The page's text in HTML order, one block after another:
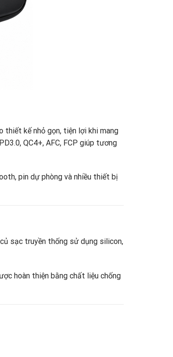
thiết kế nhỏ gọn, tiện lợi khi mang
QC4+, AFC, FCP giúp tương
pin dự phòng và nhiều thiết bị
sạc truyền thống sử dụng silicon,
hoàn thiện bằng chất liệu chống